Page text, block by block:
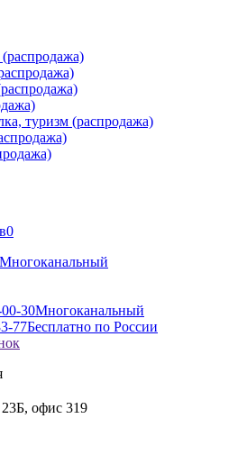
туризм (распродажа)
0
Многоканальный
30Многоканальный
77Бесплатно по России
23Б, офис 319